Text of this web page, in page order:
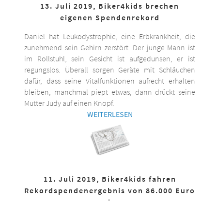
13. Juli 2019, Biker4kids brechen
eigenen Spendenrekord
Daniel hat Leukodystrophie, eine Erbkrankheit, die
zunehmend sein Gehirn zerstört. Der junge Mann ist
im Rollstuhl, sein Gesicht ist aufgedunsen, er ist
regungslos. Überall sorgen Geräte mit Schläuchen
dafür, dass seine Vitalfunktionen aufrecht erhalten
bleiben, manchmal piept etwas, dann drückt seine
Mutter Judy auf einen Knopf.
WEITERLESEN
11. Juli 2019, Biker4kids fahren
Rekordspendenergebnis von 86.000 Euro